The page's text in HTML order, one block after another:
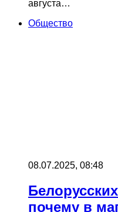
августа…
Общество
08.07.2025, 08:48
почему в